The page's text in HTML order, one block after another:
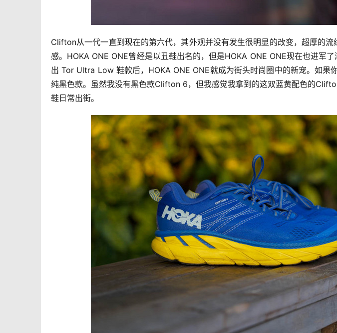
Clifton从一代一直到现在的第六代，其外观并没有发生很明显的改变，超厚的
感。HOKA ONE ONE曾经是以丑鞋出名的，但是HOKA ONE ONE现在也进军了
出 Tor Ultra Low 鞋款后，HOKA ONE ONE就成为街头时尚圈中的新宠。如果
纯黑色款。虽然我没有黑色款Clifton 6，但我感觉我拿到的这双蓝黄配色的
鞋日常出街。